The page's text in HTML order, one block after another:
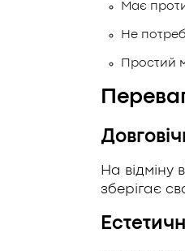
Має
Не
Простий
На відміну
зберігає